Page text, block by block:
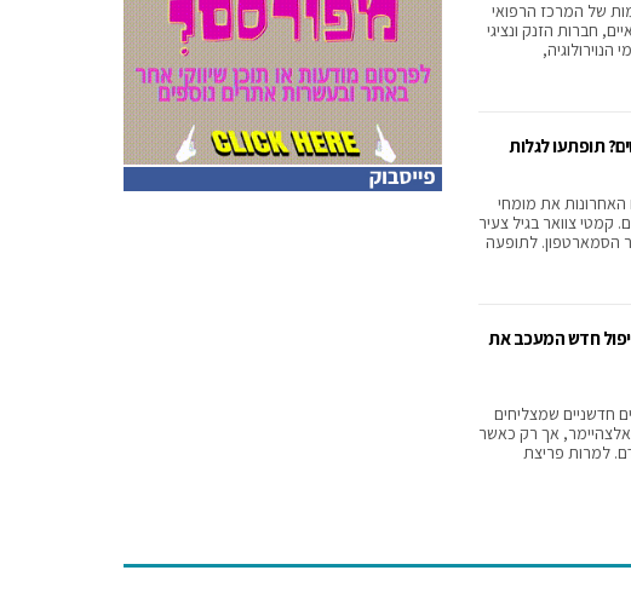
של המרכז הרפואי
חברות הזנק ונציגי
תופתעו לגלות
את מומחי
צוואר בגיל צעיר
הסמארטפון. לתופעה
חדש המעכב את
חדשניים שמצליחים
אך רק כאשר
למרות פריצת